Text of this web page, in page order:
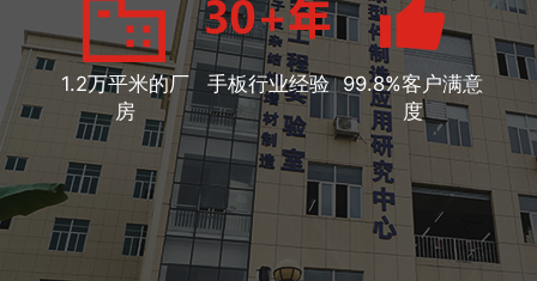
1.2万平米的厂
房
手板行业经验 99.8%客户满意
度